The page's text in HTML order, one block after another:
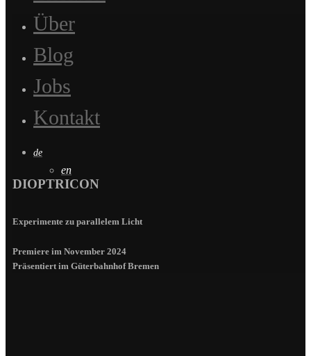
Über
Blog
Jobs
Kontakt
de
en
DIOPTRICON
Experimente zu parallelem Licht
Premiere im November 2024
Präsentiert im Güterbahnhof Bremen